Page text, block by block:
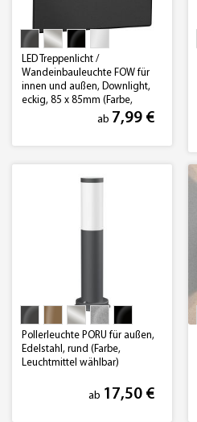
LED Treppenlicht /
Wandeinbauleuchte FOW für
innen und außen, Downlight,
eckig, 85 x 85mm (Farbe,
Lichtfarbe wählbar)ab 7,99 €
Pollerleuchte PORU für außen,
Edelstahl, rund (Farbe,
Leuchtmittel wählbar)
ab 17,50 €